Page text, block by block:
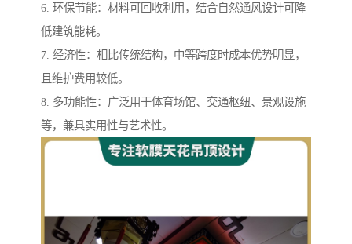
6. 环保节能：材料可回收利用，结合自然通风设计可降
低建筑能耗。
7. 经济性：相比传统结构，中等跨度时成本优势明显，
且维护费用较低。
8. 多功能性：广泛用于体育场馆、交通枢纽、景观设施
等，兼具实用性与艺术性。